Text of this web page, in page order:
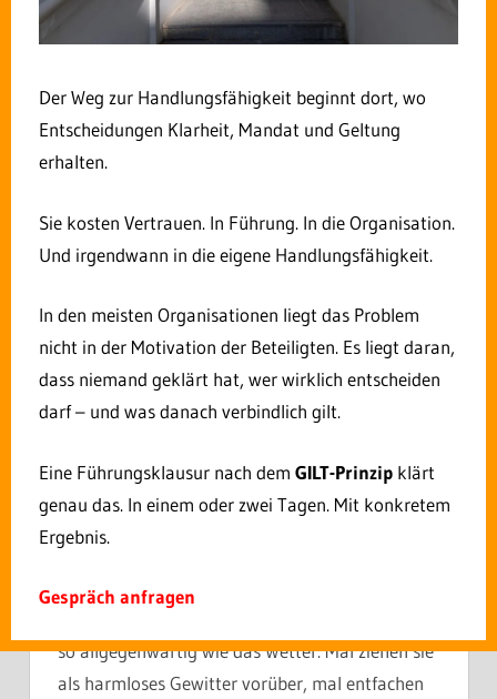
Über Letzte Artikel
Rolf Dindorf
Rolf Dindorf berät Leitungsebenen in
Mittelstand, kommunalen
Unternehmen und Verwaltungen zu Fragen der
Entscheidungsfähigkeit, Führung und
GILT-Prinzip – macht sichtbar, warum
Entscheidungen in Organisationen nicht gelten,
obwohl formal alles geregelt ist.
so allgegenwärtig wie das Wetter. Mal ziehen sie
als harmloses Gewitter vorüber, mal entfachen
Der Weg zur Handlungsfähigkeit beginnt dort, wo
Entscheidungen Klarheit, Mandat und Geltung
erhalten.
Sie kosten Vertrauen. In Führung. In die Organisation.
Und irgendwann in die eigene Handlungsfähigkeit.
In den meisten Organisationen liegt das Problem
nicht in der Motivation der Beteiligten. Es liegt daran,
dass niemand geklärt hat, wer wirklich entscheiden
darf – und was danach verbindlich gilt.
Eine Führungsklausur nach dem GILT-Prinzip klärt
genau das. In einem oder zwei Tagen. Mit konkretem
Ergebnis.
Gespräch anfragen